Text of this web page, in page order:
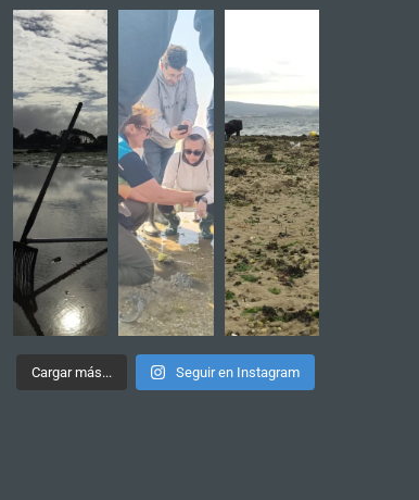
Cargar más... Seguir en Instagram